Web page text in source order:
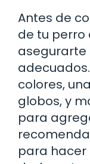
Antes de
de tu perro
asegurarte
colores,
globos, y
para
para hacer